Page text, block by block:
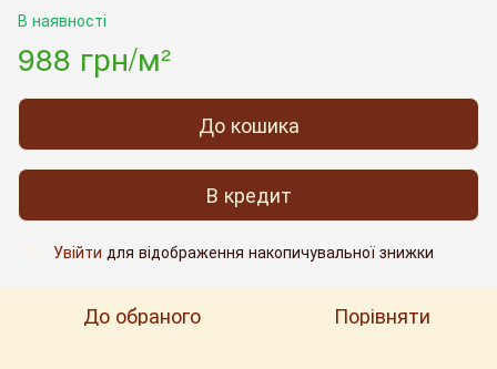
В наявності
988 грн/м²
До кошика
В кредит
% Увійти для відображення накопичувальної знижки
До обраного Порівняти